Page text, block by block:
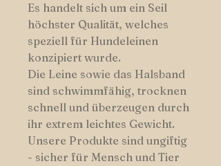
Es handelt sich um ein Seil
höchster Qualität, welches
speziell für Hundeleinen
konzipiert wurde.
Die Leine sowie das Halsband
sind schwimmfähig, trocknen
schnell und überzeugen durch
ihr extrem leichtes Gewicht.
Unsere Produkte sind ungiftig
- sicher für Mensch und Tier